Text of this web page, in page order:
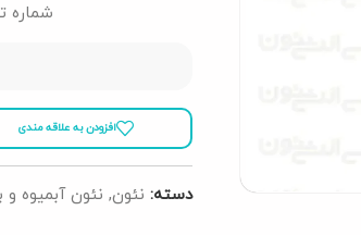
شماره تماس:
افزودن به علاقه مندی
دسته: نئون, نئون آبمیوه